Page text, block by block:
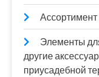
Ассортимент
Элементы
другие
приусадебной